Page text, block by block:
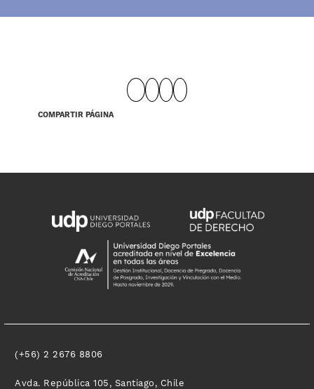
COMPARTIR PÁGINA
(+56) 2 2676 8806
Avda. República 105, Santiago, Chile